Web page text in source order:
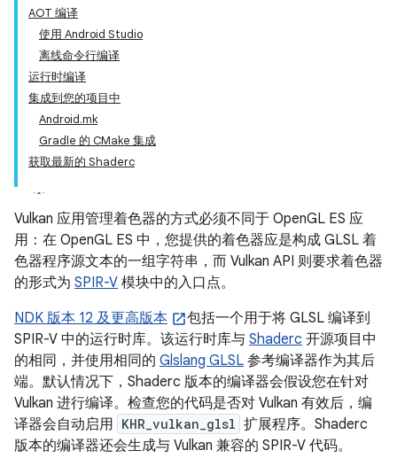
AOT 编译
使用 Android Studio
离线命令行编译
运行时编译
集成到您的项目中
Android.mk
Gradle 的 CMake 集成
获取最新的 Shaderc
Vulkan 应用管理着色器的方式必须不同于 OpenGL ES 应
用：在 OpenGL ES 中，您提供的着色器应是构成 GLSL 着
色器程序源文本的一组字符串，而 Vulkan API 则要求着色器
的形式为 SPIR-V 模块中的入口点。
NDK 版本 12 及更高版本
包括一个用于将 GLSL 编译到
SPIR-V 中的运行时库。该运行时库与 Shaderc 开源项目中
的相同，并使用相同的 Glslang GLSL 参考编译器作为其后
端。默认情况下，Shaderc 版本的编译器会假设您在针对
Vulkan 进行编译。检查您的代码是否对 Vulkan 有效后，编
译器会自动启用 KHR_vulkan_glsl 扩展程序。Shaderc
版本的编译器还会生成与 Vulkan 兼容的 SPIR-V 代码。